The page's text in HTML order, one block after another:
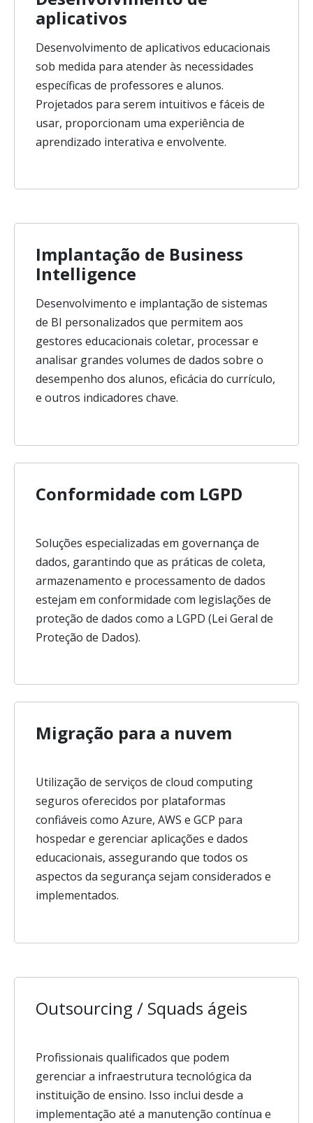
aplicativos
Desenvolvimento de aplicativos educacionais
sob medida para atender às necessidades
específicas de professores e alunos.
Projetados para serem intuitivos e fáceis de
usar, proporcionam uma experiência de
aprendizado interativa e envolvente.
Implantação de Business
Intelligence
Desenvolvimento e implantação de sistemas
de BI personalizados que permitem aos
gestores educacionais coletar, processar e
analisar grandes volumes de dados sobre o
desempenho dos alunos, eficácia do currículo,
e outros indicadores chave.
Conformidade com LGPD
Soluções especializadas em governança de
dados, garantindo que as práticas de coleta,
armazenamento e processamento de dados
estejam em conformidade com legislações de
proteção de dados como a LGPD (Lei Geral de
Proteção de Dados).
Migração para a nuvem
Utilização de serviços de cloud computing
seguros oferecidos por plataformas
confiáveis como Azure, AWS e GCP para
hospedar e gerenciar aplicações e dados
educacionais, assegurando que todos os
aspectos da segurança sejam considerados e
implementados.
Outsourcing / Squads ágeis
Profissionais qualificados que podem
gerenciar a infraestrutura tecnológica da
instituição de ensino. Isso inclui desde a
implementação até a manutenção contínua e